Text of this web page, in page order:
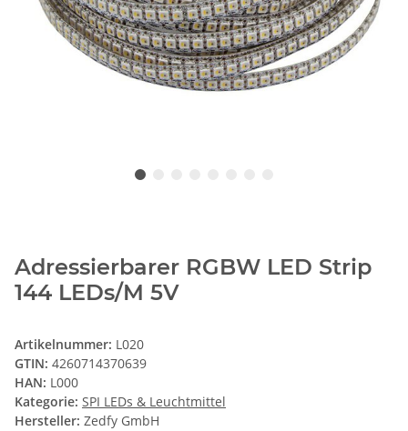
Adressierbarer RGBW LED Strip
144 LEDs/M 5V
Artikelnummer: L020
GTIN: 4260714370639
HAN: L000
Kategorie: SPI LEDs & Leuchtmittel
Hersteller: Zedfy GmbH